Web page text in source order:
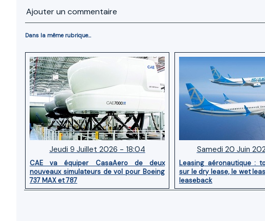
Ajouter un commentaire
Dans la même rubrique...
Jeudi 9 Juillet 2026 - 18:04
CAE va équiper CasaAero de deux
nouveaux simulateurs de vol pour Boeing
737 MAX et 787
Samedi 20 Juin
Leasing aéronautique :
sur le dry lease, le wet
leaseback